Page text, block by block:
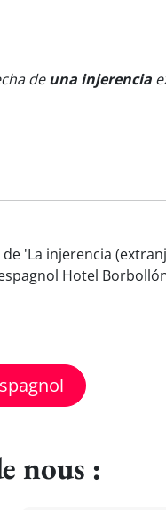
deuna injerencia
'La injerencia
Hotel
nous :